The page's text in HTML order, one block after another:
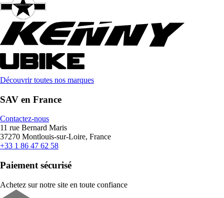
Découvrir toutes nos marques
SAV en France
Contactez-nous
11 rue Bernard Maris
37270 Montlouis-sur-Loire, France
+33 1 86 47 62 58
Paiement sécurisé
Achetez sur notre site en toute confiance